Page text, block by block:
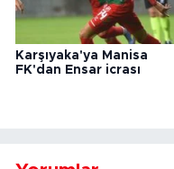
Karşıyaka'ya Manisa
FK'dan Ensar icrası